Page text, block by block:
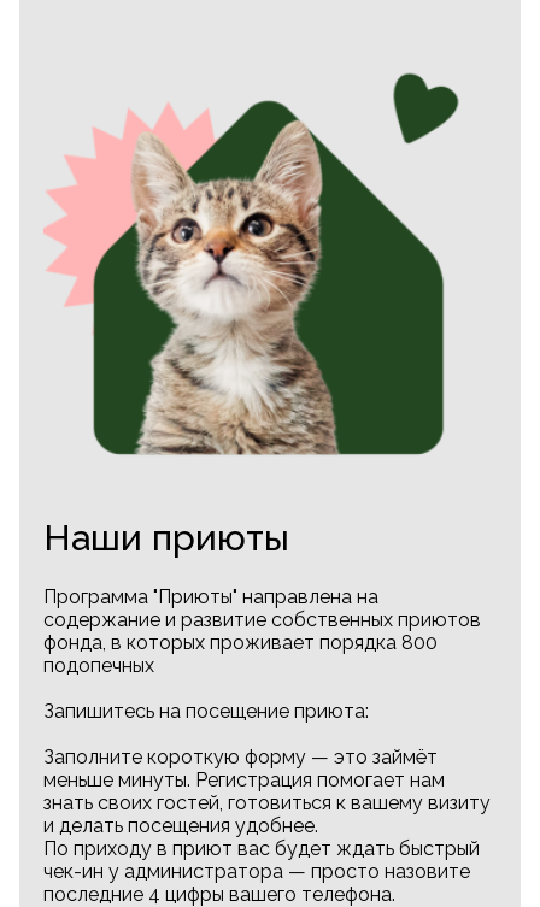
Наши приюты
Программа "Приюты" направлена на
содержание и развитие собственных приютов
фонда, в которых проживает порядка 800
подопечных
Запишитесь на посещение приюта:
Заполните короткую форму — это займёт
меньше минуты. Регистрация помогает нам
знать своих гостей, готовиться к вашему визиту
и делать посещения удобнее.
По приходу в приют вас будет ждать быстрый
чек-ин у администратора — просто назовите
последние 4 цифры вашего телефона.